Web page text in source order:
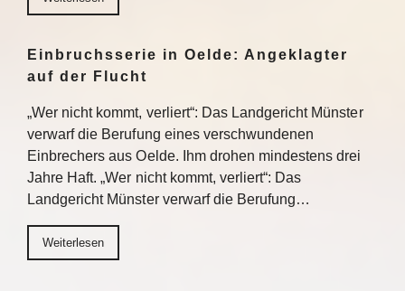
Einbruchsserie in Oelde: Angeklagter
auf der Flucht
„Wer nicht kommt, verliert“: Das Landgericht Münster
verwarf die Berufung eines verschwundenen
Einbrechers aus Oelde. Ihm drohen mindestens drei
Jahre Haft. „Wer nicht kommt, verliert“: Das
Landgericht Münster verwarf die Berufung…
Weiterlesen